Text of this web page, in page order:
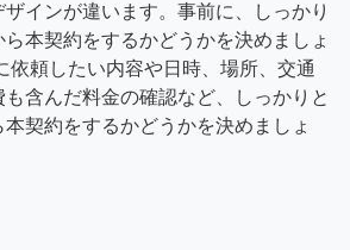
インが違います。事前に、しっかり
本契約をするかどうかを決めましょ
依頼したい内容や日時、場所、交通
含んだ料金の確認など、しっかりと
契約をするかどうかを決めましょ